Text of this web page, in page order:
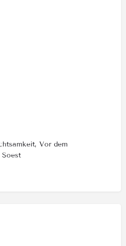
Vor dem
Soest